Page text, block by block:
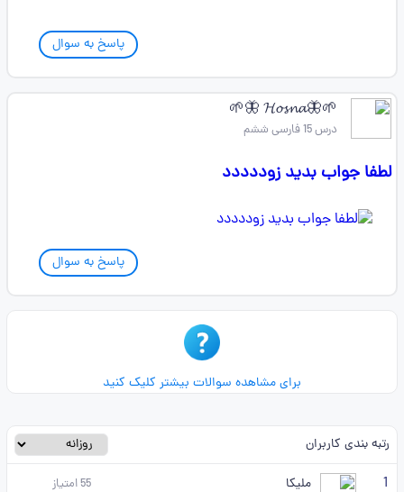
پاسخ به سوال
🌱🦋𝓗𝓸𝓼𝓷𝓪 🦋🌱
درس 15 فارسی ششم
لطفا جواب بدید زوددددد
پاسخ به سوال
برای مشاهده سوالات بیشتر کلیک کنید
رتبه بندی کاربران
1 ملیکا 55امتیاز